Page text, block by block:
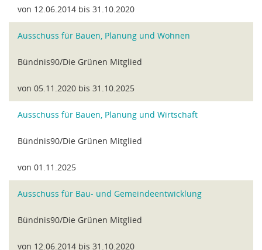
von 12.06.2014 bis 31.10.2020
Ausschuss für Bauen, Planung und Wohnen
Bündnis90/Die Grünen Mitglied
von 05.11.2020 bis 31.10.2025
Ausschuss für Bauen, Planung und Wirtschaft
Bündnis90/Die Grünen Mitglied
von 01.11.2025
Ausschuss für Bau- und Gemeindeentwicklung
Bündnis90/Die Grünen Mitglied
von 12.06.2014 bis 31.10.2020